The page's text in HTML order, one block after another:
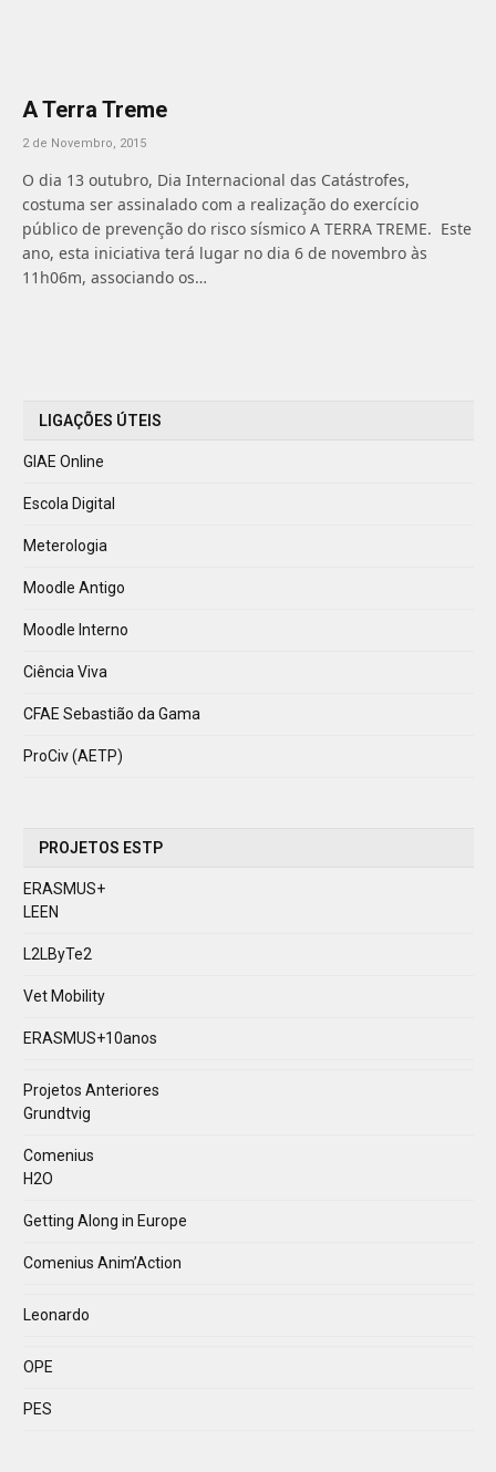
A Terra Treme
2 de Novembro, 2015
O dia 13 outubro, Dia Internacional das Catástrofes,
costuma ser assinalado com a realização do exercício
público de prevenção do risco sísmico A TERRA TREME. Este
ano, esta iniciativa terá lugar no dia 6 de novembro às
11h06m, associando os…
LIGAÇÕES ÚTEIS
GIAE Online
Escola Digital
Meterologia
Moodle Antigo
Moodle Interno
Ciência Viva
CFAE Sebastião da Gama
ProCiv (AETP)
PROJETOS ESTP
ERASMUS+
LEEN
L2LByTe2
Vet Mobility
ERASMUS+10anos
Projetos Anteriores
Grundtvig
Comenius
H2O
Getting Along in Europe
Comenius Anim’Action
Leonardo
OPE
PES